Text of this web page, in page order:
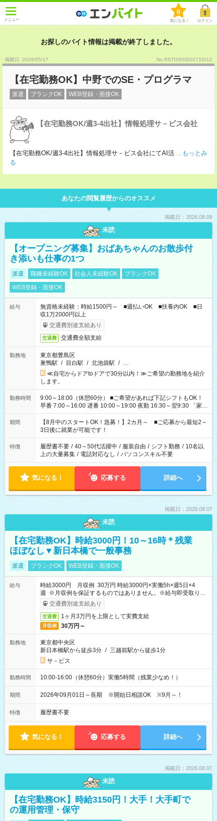
メニュー
0
気になる！ ログイン
お探しのバイト情報は掲載が終了しました。
掲載日 :2026/05/17 No.RSTI260300271D/12
【在宅勤務OK】中野でのSE・プログラマ
派遣 ブランクOK WEB登録・面接OK
【在宅勤務OK/週3-4出社】情報処理サ－ビス会社
【在宅勤務OK/週3-4出社】情報処理サ－ビス会社にてAI活 ...もっとみ
る
あなたの閲覧履歴からのオススメ
掲載日：2026.08.09
未読
【オープニング募集】おばあちゃんのお散歩付
き添いも仕事の1つ
派遣 職種未経験OK 社会人未経験OK
ブランクOK
WEB登録・面接OK
給与
無資格未経験：時給1500円～ ■週払いOK ■扶養内OK ■日
収1万2000円以上
交通費別途支給あり
交通費 交通費全額支給
勤務地
東京都豊島区
巣鴨駅 / 目白駅 / 北池袋駅 / …
≪自宅からドアtoドアで30分以内！≫ご希望の勤務地を紹介
します。
勤務時間
9:00～18:00（休憩60分） ■ご希望があれば下記シフトもOK！
早番 7:00～16:00 遅番 10:00～19:00 夜勤 16:30～翌9:30 「家族
と休みを合わせたい」 「余裕を持って夕飯の準備がしたい」
「できれば残業はしたくない」 など、ご希望を教えてください
ね。 ※Wワーク希望の方へ 今ご覧のお仕事で希望する勤務時間
と、もう1つのお仕事の勤務時間。 合計で週40時間を超える場
合は応募できません。
期間
【8月中のスタートOK！急募！】2カ月～ ■ご応募から最短2～
3日後に就業が可能です！
特徴 履歴書不要 / 40～50代活躍中 / 服装自由 / シフト勤務 / 10名以
上の大量募集 / 電話対応なし / パソコンスキル不要
気になる！ 応募する 詳細へ
掲載日：2026.08.07
未読
【在宅勤務OK】時給3000円！10～16時＊残業
ほぼなし▼新日本橋で一般事務
派遣 ブランクOK WEB登録・面接OK
給与
時給3000円 月収例 30万円 時給3000円×実働5h×週5日×4
週 ※月収例を保証するものではありません。※給与即受取りサ
ービス利用可（利用条件有）
交通費別途支給あり
交通費 1ヶ月3万円を上限として実費支給
月収例 30万円～
勤務地
東京都中央区
新日本橋駅から徒歩3分 / 三越前駅から徒歩1分
サ－ビス
勤務時間 10:00-16:00（休憩60分）実働5時間（残業少なめ！）
期間 2026年09月01日～長期 ※開始日相談OK ※9月～！
特徴 履歴書不要
気になる！ 応募する 詳細へ
掲載日：2026.08.07
未読
【在宅勤務OK】時給3150円！大手！大手町で
の運用管理・保守